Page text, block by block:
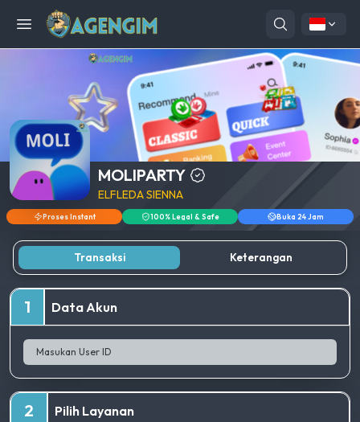
Open menu
MOLIPARTY
ELFLEDA SIENNA
Proses Instant 100% Legal & Safe Buka 24 Jam
Transaksi Keterangan
1 Data Akun
2 Pilih Layanan